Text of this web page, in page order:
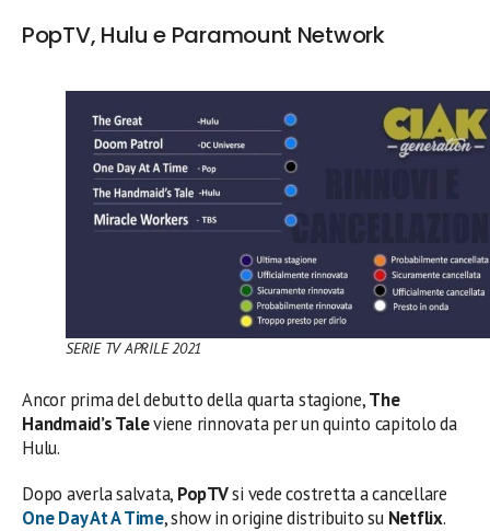
PopTV, Hulu e Paramount Network
SERIE TV APRILE 2021
Ancor prima del debutto della quarta stagione,The
Handmaid’s Taleviene rinnovata per un quinto capitolo da
Hulu.
Dopo averla salvata, PopTVsi vede costretta a cancellare
One Day At A Time, show in origine distribuito su Netflix.